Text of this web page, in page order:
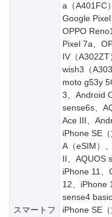
スマートフ
a（A401FC
Google
OPPO
Pixel 7a、
IV（
wish3（
moto g53y
3、Android
sense6s、
Ace III、
iPhone SE
A（eSIM）
II、AQUOS
iPhone 11
12、iPhone
sense4
iPhone SE